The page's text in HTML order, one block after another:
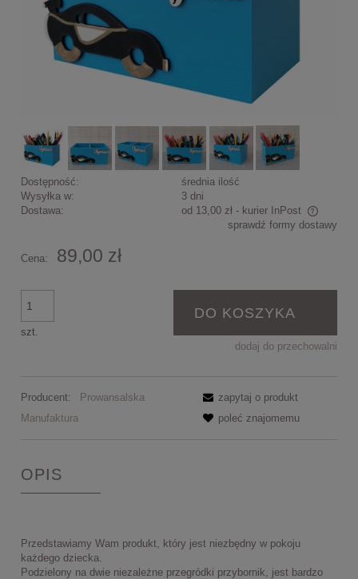
Dostępność:
średnia ilość
Wysyłka w:
3 dni
Dostawa:
od 13,00 zł - kurier InPost
Cena nie zawiera ewentualnych kosztów płatnościsprawdź formy dostawy
Cena: 89,00 zł
szt.
DO KOSZYKA
dodaj do przechowalni
Producent:
Prowansalska
Manufaktura
zapytaj o produkt
poleć znajomemu
OPIS
Przedstawiamy Wam produkt, który jest niezbędny w pokoju
każdego dziecka.
Podzielony na dwie niezależne przegródki przybornik, jest bardzo